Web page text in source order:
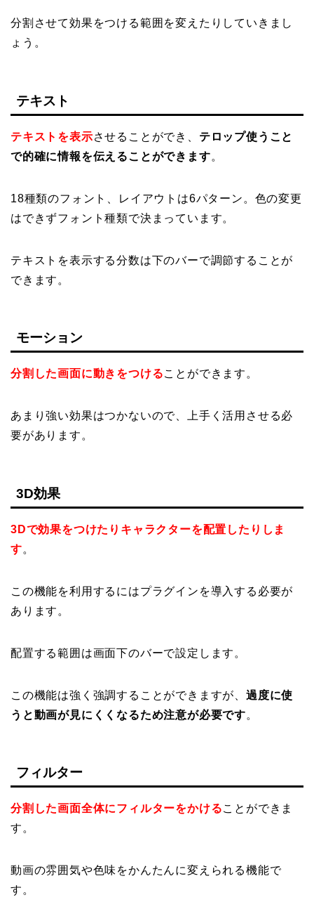
分割させて効果をつける範囲を変えたりしていきまし
ょう。
テキスト
テキストを表示させることができ、 テロップ使うこと
で的確に情報を伝える ことができます。
18種類のフォント、レイアウトは6パターン。 色の変更
はできずフォント種類で決まっています。
テキストを表示する分数は下のバーで調節することが
できます。
モーション
分割した画面に動きをつけることができます。
あまり強い効果はつかないので、上手く活用させる必
要があります。
3D効果
3Dで効果をつけたりキャラクターを配置したりしま
す。
この機能を利用するにはプラグインを導入する必要が
あります。
配置する範囲は画面下のバーで設定します。
この機能は強く強調することができますが、 過度に使
うと動画が見にくくなるため注意が必要です。
フィルター
分割した画面全体にフィルターをかけることができま
す。
動画の雰囲気や色味をかんたんに変えられる機能で
す。